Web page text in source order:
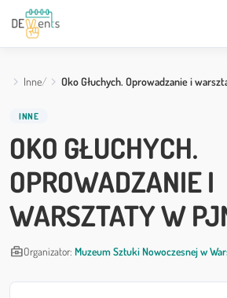
Inne Oko Głuchych. Oprowadzanie i
INNE
OKO GŁUCHYCH.
OPROWADZANIE I
WARSZTATY W
business_centerOrganizator: Muzeum Sztuki Nowoczesnej w